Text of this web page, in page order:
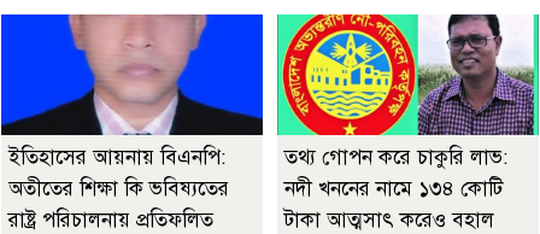
ইতিহাসের আয়নায় বিএনপি:
অতীতের শিক্ষা কি ভবিষ্যতের
রাষ্ট্র পরিচালনায় প্রতিফলিত
তথ্য গোপন করে চাকুরি লাভ:
নদী খননের নামে ১৩৪ কোটি
টাকা আত্মসাৎ করেও বহাল